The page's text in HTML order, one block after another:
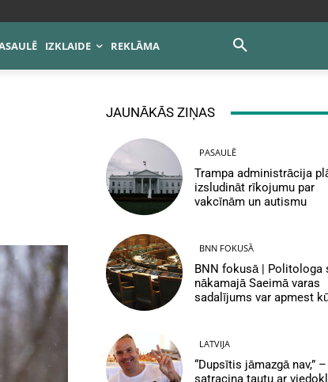
IZKLAIDE REKLĀMA
JAUNĀKĀS ZIŅAS
PASAULĒ
Trampa administrācija
izsludināt rīkojumu par
vakcīnām un autismu
BNN FOKUSĀ
BNN fokusā | Politologa
nākamajā Saeimā varas
sadalījums var apmest
LATVIJA
“Dupsītis jāmazgā nav,”
satracina tautu ar